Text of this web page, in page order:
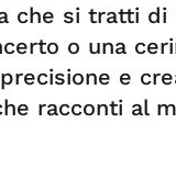
che si tratti
o una
e
racconti al